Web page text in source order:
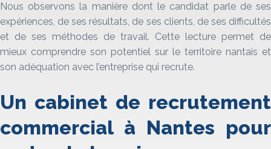
Nous observons la manière dont le candidat parle de ses
expériences, de ses résultats, de ses clients, de ses difficultés
et de ses méthodes de travail. Cette lecture permet de
mieux comprendre son potentiel sur le territoire nantais et
son adéquation avec l’entreprise qui recrute.
Un cabinet de recrutement
commercial à Nantes pour